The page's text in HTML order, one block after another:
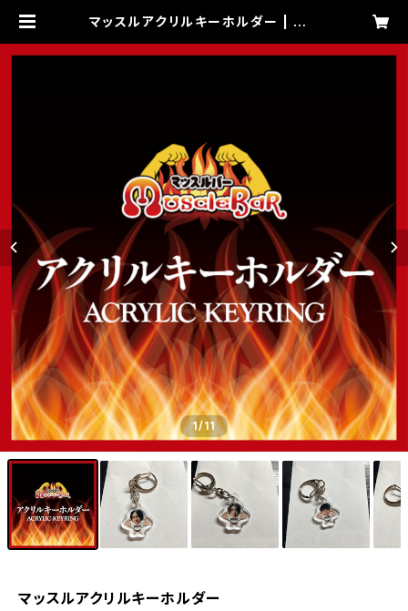
マッスルアクリルキーホルダー | マッ
1/11
マッスルアクリルキーホルダー